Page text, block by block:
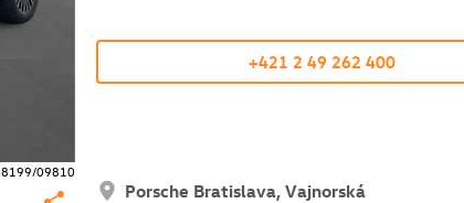
8199/09810
+421 2 49 262 400
Porsche Bratislava, Vajnorská